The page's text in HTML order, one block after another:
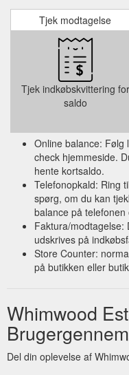
Tjek modtagelse
Tjek indkøbskvittering for
saldo
Online balance: Følg
check hjemmeside.
hente kortsaldo.
Telefonopkald: Ring
spørg, om du kan
balance på
Faktura/modtagelse:
udskrives på
Store Counter:
på butikken eller
Whimwood
Del din oplevelse af